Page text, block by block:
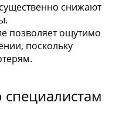
снижают
позволяет ощутимо
поскольку